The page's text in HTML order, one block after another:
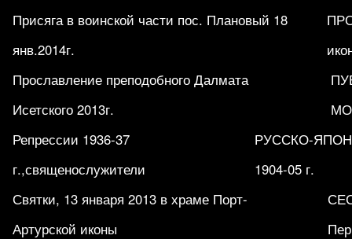
Присяга в воинской части пос. Плановый 18
янв.2014г.
Прославление преподобного Далмата
Исетского 2013г.
Репрессии 1936-37
г.,священослужители
РУССКО-
1904-05 г.
Святки, 13 января 2013 в храме Порт-
Артурской иконы